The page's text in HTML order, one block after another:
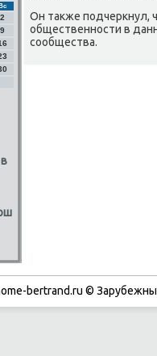
Вс
2
9
Он также подчеркнул,
общественности в
сообщества.
bertrand.ru ©